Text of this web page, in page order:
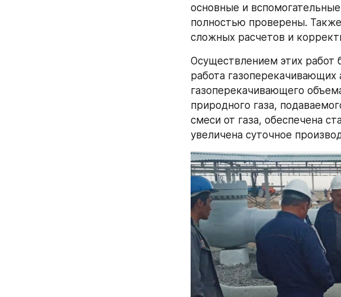
основные и
полностью проверены.
сложных расчетов и
Осуществлением этих работ
работа газоперекачивающих
газоперекачивающего
природного газа,
смеси от газа, обеспечена
увеличена суточное